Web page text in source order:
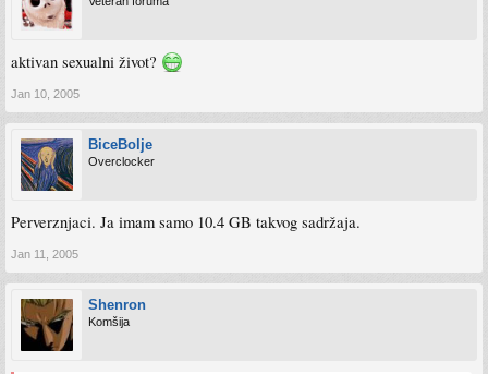
aktivan sexualni život?
Jan 10, 2005
BiceBolje
Overclocker
Perverznjaci. Ja imam samo 10.4 GB takvog sadržaja.
Jan 11, 2005
Shenron
Komšija